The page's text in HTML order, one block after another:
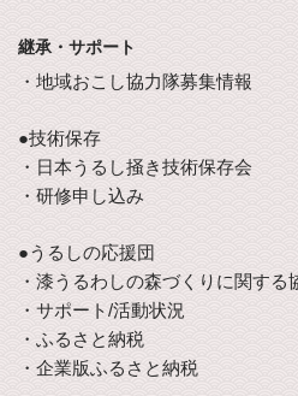
継承・サポート
・地域おこし協力隊募集情報
●技術保存
・日本うるし掻き技術保存会
・研修申し込み
●うるしの応援団
・漆うるわしの森づくりに関する
・サポート/活動状況
・ふるさと納税
・企業版ふるさと納税